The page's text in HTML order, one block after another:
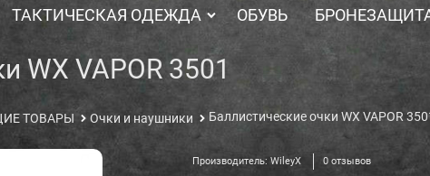
ТАКТИЧЕСКАЯ ОДЕЖДА ОБУВЬ
WX VAPOR 3501
ТОВАРЫ Очки и наушники Баллистические очки WX VAPOR
Производитель: WileyX 0 отзывов